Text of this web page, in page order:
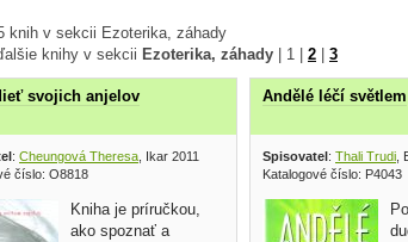
knih v sekcii Ezoterika, záhady
knihy v sekcii Ezoterika, záhady 1 2 3
svojich anjelov
: Cheungová Theresa, Ikar 2011
číslo: O8818
Kniha je príručkou,
ako spoznať a
Andělé léčí světlem
Spisovatel : Thali Trudi,
Katalogové číslo: P4043